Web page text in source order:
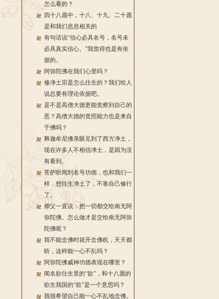
怎么看的？
四十八愿中，十八、十九、二十愿
是和我们息息相关的
有句话说“信心必具名号，名号未
必具真实信心。”我觉得也是有依
据的。
阿弥陀佛在我们心里吗？
修净土宗是怎么往生的？我们给人
说总要有理论依据吧。
是不是高僧大德更能觉察到自己的
恶？高僧大德的觉照能力也是来自
于佛吗？
释迦牟尼佛亲眼见到了西方净土，
现在许多人不相信净土，是因为没
有看到。
菩萨听闻到名号功德，也和我们一
样，想往生净土了，不靠自己修行
了。
师父一直说：把一切都交给南无阿
弥陀佛。怎么做才是交给南无阿弥
陀佛呢？
我不能念佛时就开念佛机，天天都
听，这样能一心不乱吗？
阿弥陀佛威神功德表现在哪里？
闻名欲往生里的“欲”，和十八愿的
欲生我国的“欲”是一个意思吗？
我很希望自己能一心不乱地念佛。